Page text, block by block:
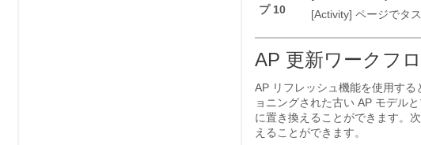
プ 10
[Activity] ページでタ
AP 更新ワークフ
AP リフレッシュ機能を使用す
ョニングされた古い AP モデル
に置き換えることができます。
えることができます。